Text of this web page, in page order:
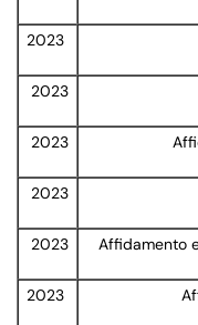
2023
2023
2023
2023
2023 Affidamento
2023